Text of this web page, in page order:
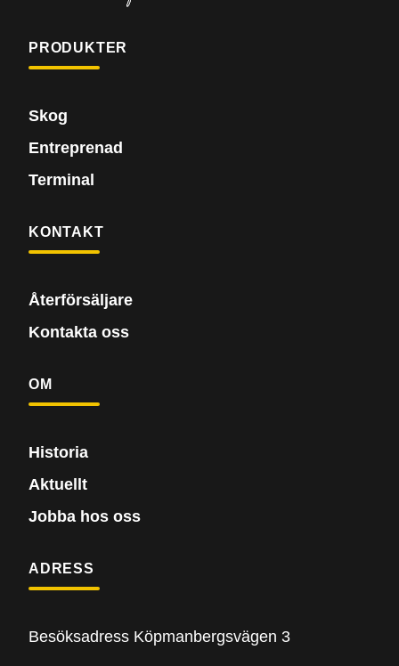
PRODUKTER
Skog
Entreprenad
Terminal
KONTAKT
Återförsäljare
Kontakta oss
OM
Historia
Aktuellt
Jobba hos oss
ADRESS
Besöksadress Köpmanbergsvägen 3